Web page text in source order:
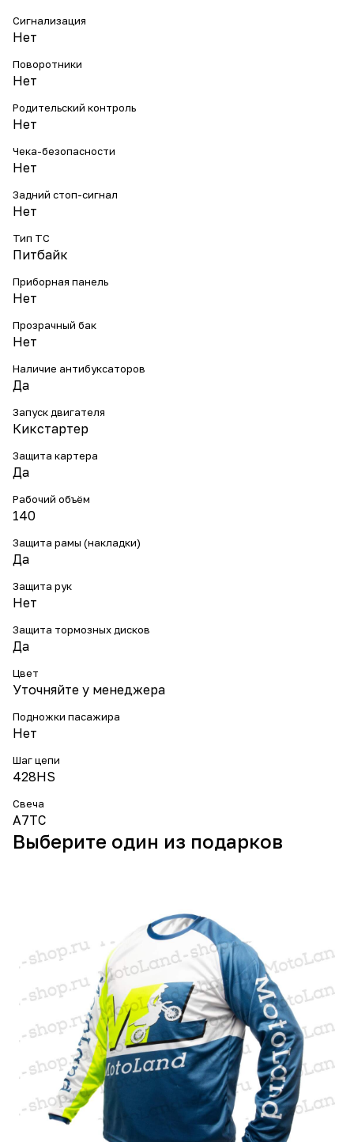
Сигнализация
Нет
Поворотники
Нет
Родительский контроль
Нет
Чека-безопасности
Нет
Задний стоп-сигнал
Нет
Тип ТС
Питбайк
Приборная панель
Нет
Прозрачный бак
Нет
Наличие антибуксаторов
Да
Запуск двигателя
Кикстартер
Защита картера
Да
Рабочий объём
140
Защита рамы (накладки)
Да
Защита рук
Нет
Защита тормозных дисков
Да
Цвет
Уточняйте у менеджера
Подножки пасажира
Нет
Шаг цепи
428HS
Свеча
A7TC
Выберите один из подарков